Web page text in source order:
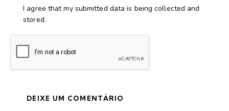
I agree that my submitted data is being collected and
stored.